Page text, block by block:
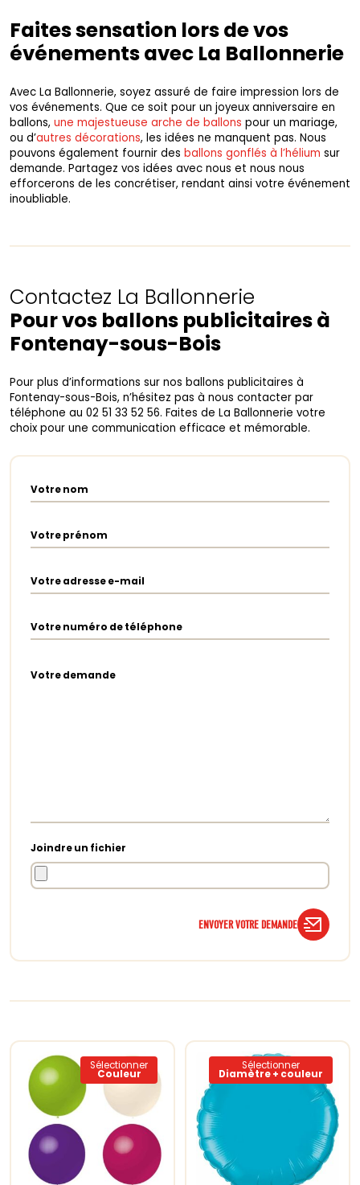
Faites sensation lors de vos
événements avec La Ballonnerie
Avec La Ballonnerie, soyez assuré de faire impression lors de
vos événements. Que ce soit pour un joyeux anniversaire en
ballons, une majestueuse arche de ballons pour un mariage,
ou d’autres décorations, les idées ne manquent pas. Nous
pouvons également fournir des ballons gonflés à l’hélium sur
demande. Partagez vos idées avec nous et nous nous
efforcerons de les concrétiser, rendant ainsi votre événement
inoubliable.
Contactez La Ballonnerie
Pour vos ballons publicitaires à
Fontenay-sous-Bois
Pour plus d’informations sur nos ballons publicitaires à
Fontenay-sous-Bois, n’hésitez pas à nous contacter par
téléphone au 02 51 33 52 56. Faites de La Ballonnerie votre
choix pour une communication efficace et mémorable.
Votre nom
Votre prénom
Votre adresse e-mail
Votre numéro de téléphone
Votre demande
Joindre un fichier
ENVOYER VOTRE DEMANDE
Sélectionner
Couleur
Sélectionner
Diamètre + couleur
Ce